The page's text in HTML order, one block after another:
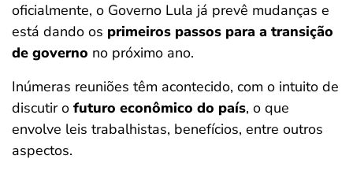
oficialmente, o Governo Lula já prevê mudanças e
está dando os primeiros passos para a transição
de governo no próximo ano.
Inúmeras reuniões têm acontecido, com o intuito de
discutir o futuro econômico do país, o que
envolve leis trabalhistas, benefícios, entre outros
aspectos.